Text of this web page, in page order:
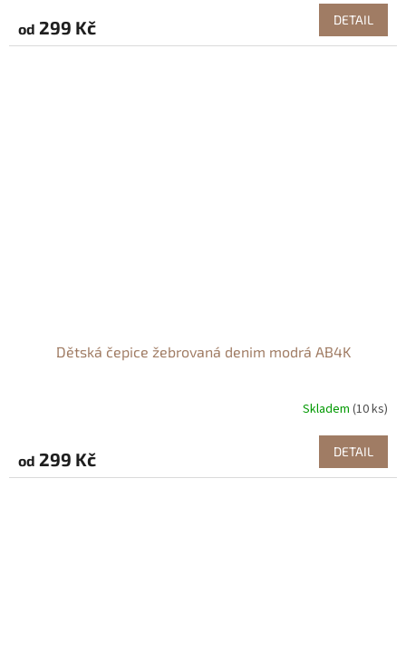
od 299 Kč DETAIL
Dětská čepice žebrovaná denim modrá AB4K
Skladem (10 ks)
od 299 Kč DETAIL